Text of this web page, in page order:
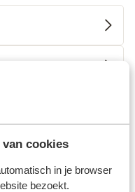
cookies
in je browser
bezoekt.
van reizigers die